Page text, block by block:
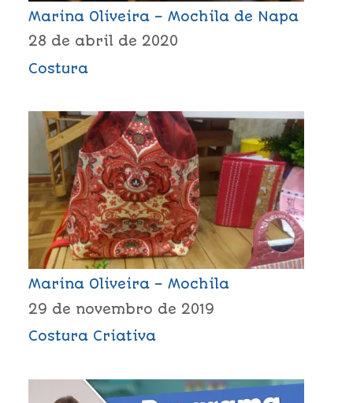
Marina Oliveira – Mochila de Napa
28 de abril de 2020
Costura
Marina Oliveira – Mochila
29 de novembro de 2019
Costura Criativa